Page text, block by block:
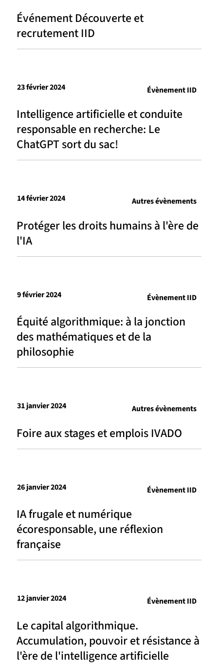
Événement Découverte et
recrutement IID
Intelligence artificielle et conduite
responsable en recherche: Le
ChatGPT sort du sac!
23 février 2024 Évènement IID
Protéger les droits humains à l'ère de
l'IA
14 février 2024 Autres évènements
Équité algorithmique: à la jonction
des mathématiques et de la
philosophie
9 février 2024 Évènement IID
Foire aux stages et emplois IVADO
31 janvier 2024 Autres évènements
IA frugale et numérique
écoresponsable, une réflexion
française
26 janvier 2024 Évènement IID
Le capital algorithmique.
Accumulation, pouvoir et résistance à
l'ère de l'intelligence artificielle
12 janvier 2024 Évènement IID